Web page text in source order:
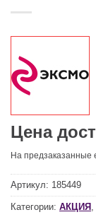
Цена
На предзаказанные
Артикул: 185449
Категории: АКЦИЯ